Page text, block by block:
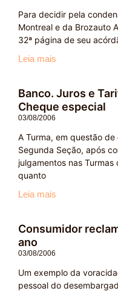
Para decidir pela
Montreal e da Brozauto
32ª página de seu
Leia mais
Banco. Juros e
Cheque especial
03/08/2006
A Turma, em questão
Segunda Seção, após
julgamentos nas
quanto
Leia mais
Consumidor
ano
03/08/2006
Um exemplo da
pessoal do